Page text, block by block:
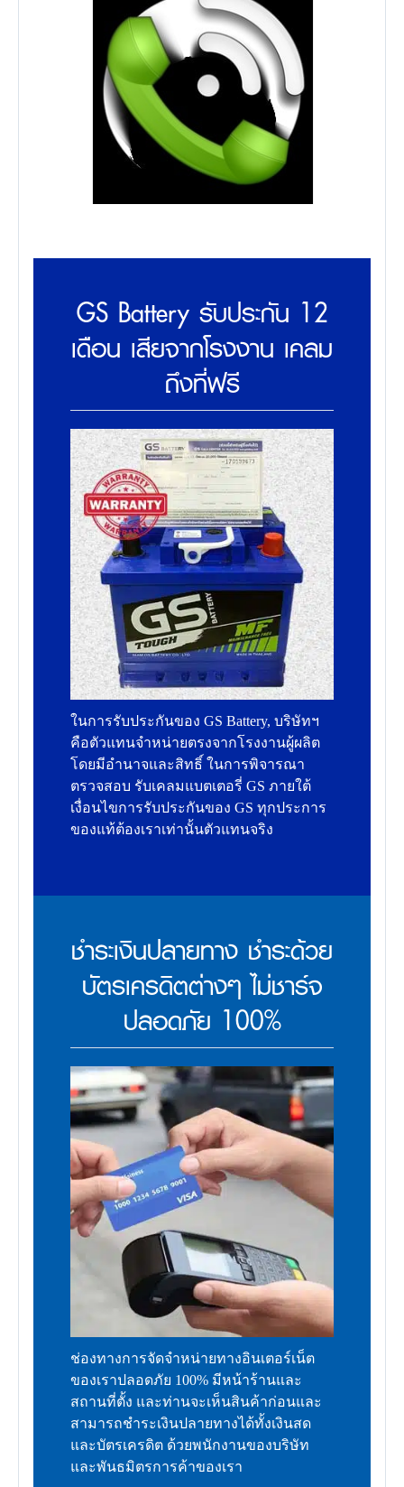
GS Battery รับประกัน 12
เดือน เสียจากโรงงาน เคลม
ถึงที่ฟรี
ในการรับประกันของ GS Battery, บริษัทฯ
คือตัวแทนจำหน่ายตรงจากโรงงานผู้ผลิต
โดยมีอำนาจและสิทธิ์ ในการพิจารณา
ตรวจสอบ รับเคลมแบตเตอรี่ GS ภายใต้
เงื่อนไขการรับประกันของ GS ทุกประการ
ของแท้ต้องเราเท่านั้นตัวแทนจริง
ชำระเงินปลายทาง ชำระด้วย
บัตรเครดิตต่างๆ ไม่ชาร์จ
ปลอดภัย 100%
ช่องทางการจัดจำหน่ายทางอินเตอร์เน็ต
ของเราปลอดภัย 100% มีหน้าร้านและ
สถานที่ตั้ง และท่านจะเห็นสินค้าก่อนและ
สามารถชำระเงินปลายทางได้ทั้งเงินสด
และบัตรเครดิต ด้วยพนักงานของบริษัท
และพันธมิตรการค้าของเรา